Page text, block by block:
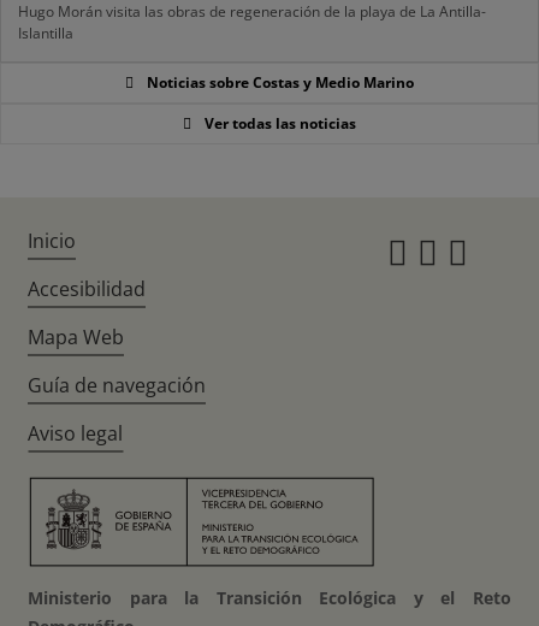
Hugo Morán visita las obras de regeneración de la playa de La Antilla-
Islantilla
Noticias sobre Costas y Medio Marino
Ver todas las noticias
Inicio
Accesibilidad
Mapa Web
Guía de navegación
Aviso legal
Ministerio para la Transición Ecológica y el Reto